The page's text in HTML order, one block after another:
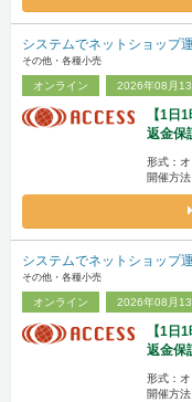
システムでネットショップ
その他・各種小売
オンライン 2026年08月
【1日
返金保
形式：
開催方
システムでネットショップ
その他・各種小売
オンライン 2026年08月
【1日
返金保
形式：
開催方